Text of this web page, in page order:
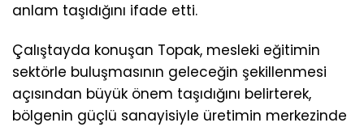
anlam taşıdığını ifade etti.
Çalıştayda konuşan Topak, mesleki eğitimin
sektörle buluşmasının geleceğin şekillenmesi
açısından büyük önem taşıdığını belirterek,
bölgenin güçlü sanayisiyle üretimin merkezinde